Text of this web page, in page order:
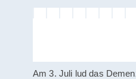
Am 3. Juli lud das